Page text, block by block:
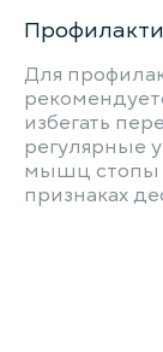
Для
избегать
регулярные
мышц стопы
признаках